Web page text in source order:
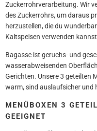
Zuckerrohrverarbeitung. Wir
des Zuckerrohrs, um daraus
herzustellen, die du
Kaltspeisen verwenden
Bagasse ist geruchs- und
wasserabweisenden
Gerichten. Unsere 3 geteilten
warm, sind auslaufsicher und
MENÜBOXEN 3
GEEIGNET